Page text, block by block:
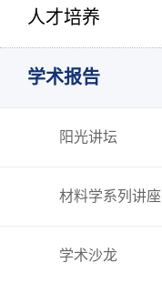
人才培养
学术报告
阳光讲坛
材料学系列讲座
学术沙龙